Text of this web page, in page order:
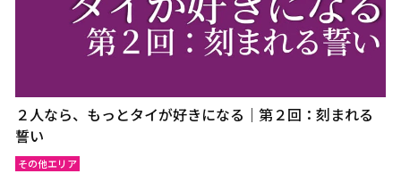
２人なら、もっとタイが好きになる｜第２回：刻まれる
誓い
その他エリア